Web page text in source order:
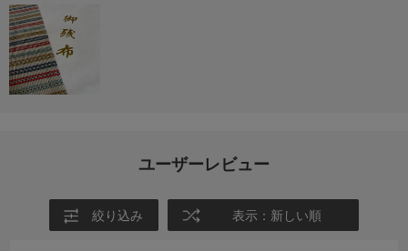
ユーザーレビュー
絞り込み 表示：新しい順